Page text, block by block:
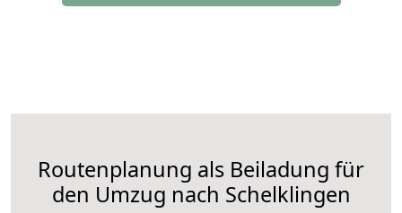
Routenplanung als Beiladung für
den Umzug nach Schelklingen